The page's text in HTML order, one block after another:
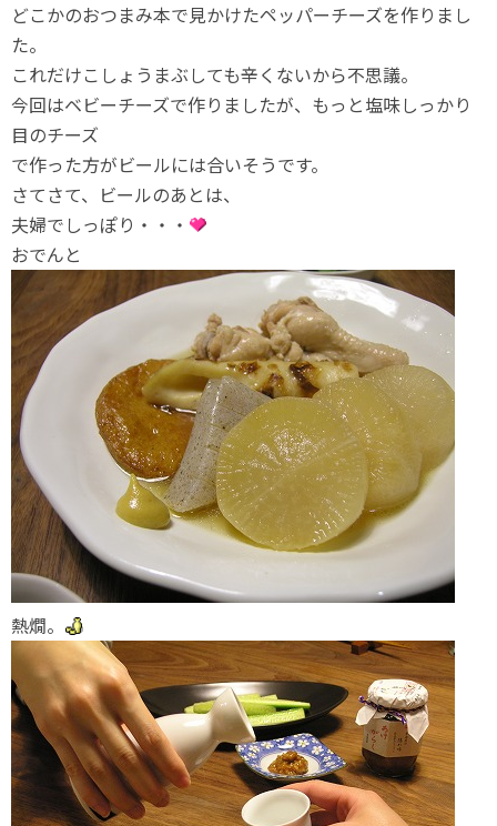
どこかのおつまみ本で見かけたペッパーチーズを作りまし
た。
これだけこしょうまぶしても辛くないから不思議。
今回はベビーチーズで作りましたが、もっと塩味しっかり
目のチーズ
で作った方がビールには合いそうです。
さてさて、ビールのあとは、
夫婦でしっぽり・・・
おでんと
熱燗。